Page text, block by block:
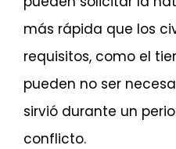
más rápida que los
requisitos, como el
pueden no ser
sirvió durante un
conflicto.